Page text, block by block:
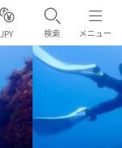
JPY 検索 メニュー